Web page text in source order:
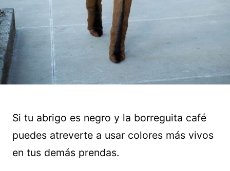
Si tu abrigo es negro y la borreguita café
puedes atreverte a usar colores más vivos
en tus demás prendas.